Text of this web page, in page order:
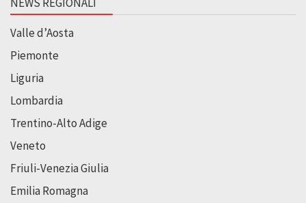
Valle d’Aosta
Piemonte
Liguria
Lombardia
Trentino-Alto Adige
Veneto
Friuli-Venezia Giulia
Emilia Romagna